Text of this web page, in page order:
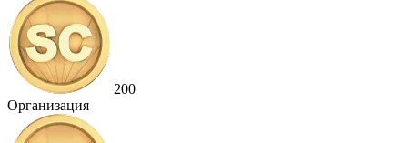
200
Организация